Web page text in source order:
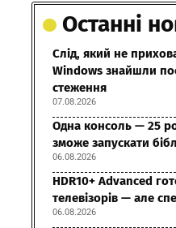
Останні
Слід, який не
Windows знайшли
стеження
07.08.2026
Одна консоль — 25
зможе запускати
06.08.2026
HDR10+ Advanced
телевізорів — але
06.08.2026